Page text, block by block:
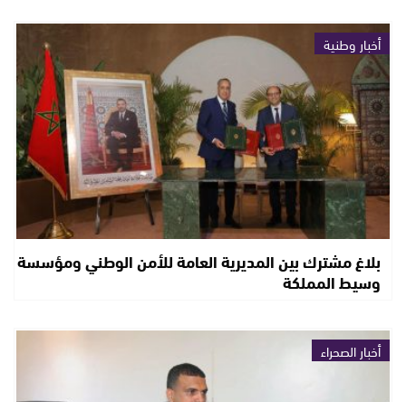
أخبار وطنية
بلاغ مشترك بين المديرية العامة للأمن الوطني ومؤسسة
وسيط المملكة
أخبار الصحراء